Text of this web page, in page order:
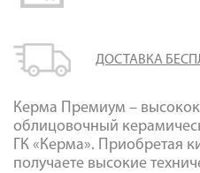
ДОСТАВКА
Керма Премиум –
облицовочный
ГК «Керма». Приобретая
получаете высокие